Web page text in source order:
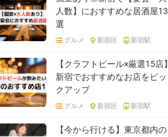
人数】におすすめな居酒屋13
選
グルメ 新宿区 新宿駅
【クラフトビール×厳選15店】
新宿でおすすめなお店をピッ
クアップ
グルメ 新宿区 新宿駅
【今から行ける】東京都内の